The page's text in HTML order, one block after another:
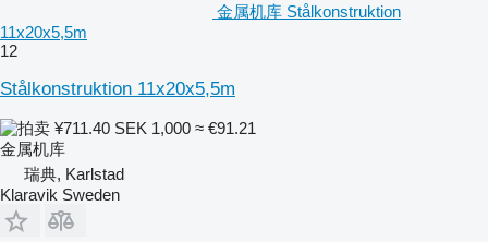
金属机库 Stålkonstruktion
11x20x5,5m
12
Stålkonstruktion 11x20x5,5m
¥711.40 SEK 1,000 ≈ €91.21
金属机库
瑞典, Karlstad
Klaravik Sweden